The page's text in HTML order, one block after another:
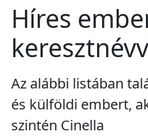
Híres
Az alábbi listában
és külföldi embert,
szintén Cinella